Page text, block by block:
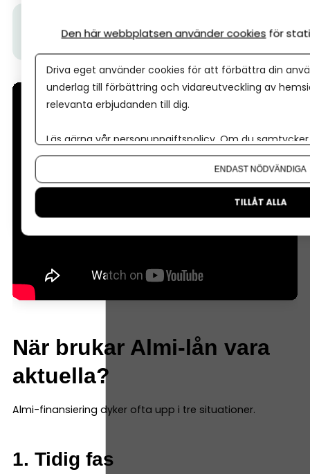
Almilån fungerar.
När brukar Almi-lån vara
aktuella?
Almi-finansiering dyker ofta upp i tre situationer.
1. Tidig fas
Den här webbplatsen använder cookies för
Driva eget använder cookies för att förbättra din
underlag till förbättring och vidareutveckling av
relevanta erbjudanden till dig.
Läs gärna vår personuppgiftspolicy. Om du
Om du vill ändra ditt val i efterhand hittar du den
ENDAST NÖDVÄNDIGA
TILLÅT ALLA